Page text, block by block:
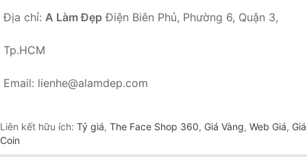
Địa chỉ: A Làm Đẹp Điện Biên Phủ, Phường 6, Quận 3,
Tp.HCM
Email: lienhe@alamdep.com
Liên kết hữu ích: Tỷ giá, The Face Shop 360, Giá Vàng, Web Giá, Giá
Coin